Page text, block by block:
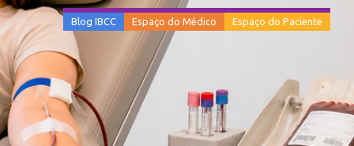
Blog IBCC Espaço do Médico Espaço do Paciente